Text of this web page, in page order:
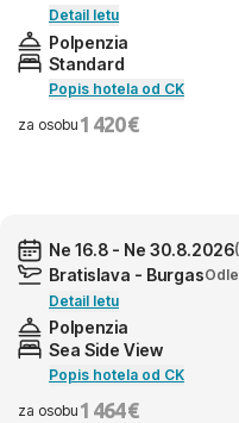
Detail letu
Polpenzia
Standard
Popis hotela od CK
za osobu 1 420 €
Ne 16.8 - Ne 30.8.2026
Bratislava - Burgas
Detail letu
Polpenzia
Sea Side View
Popis hotela od CK
za osobu 1 464 €